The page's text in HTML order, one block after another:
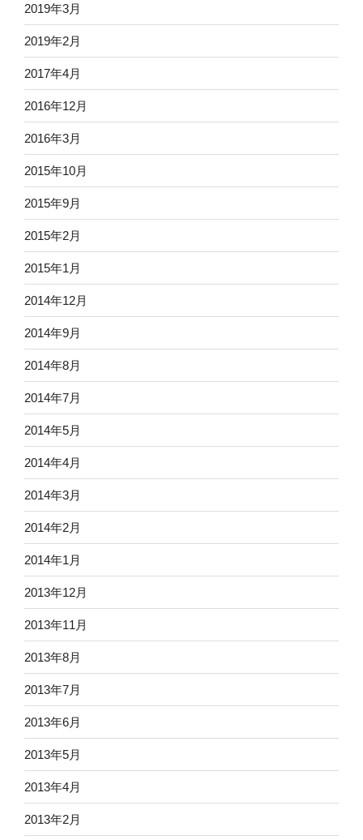
2019年3月
2019年2月
2017年4月
2016年12月
2016年3月
2015年10月
2015年9月
2015年2月
2015年1月
2014年12月
2014年9月
2014年8月
2014年7月
2014年5月
2014年4月
2014年3月
2014年2月
2014年1月
2013年12月
2013年11月
2013年8月
2013年7月
2013年6月
2013年5月
2013年4月
2013年2月